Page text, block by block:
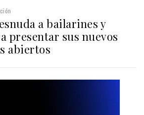
a bailarines y
presentar sus nuevos
abiertos